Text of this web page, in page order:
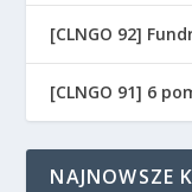
[CLNGO 92]
[CLNGO 91] 6
NAJNOWSZE